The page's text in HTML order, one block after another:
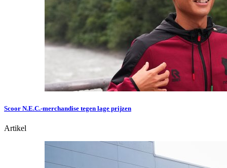
Scoor N.E.C.-merchandise tegen lage prijzen
Artikel